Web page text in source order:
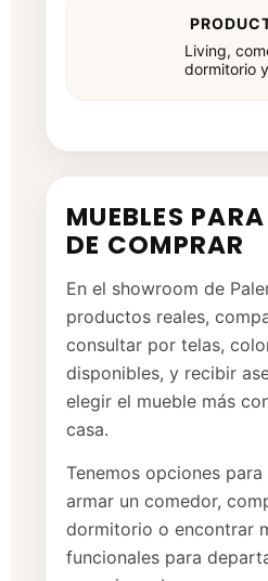
Living,
dormitorio
MUEBLES
DE COMPRAR
En el showroom de
productos reales,
consultar por telas,
disponibles, y recibir
elegir el mueble más
casa.
Tenemos opciones
armar un comedor,
dormitorio o encontrar
funcionales para